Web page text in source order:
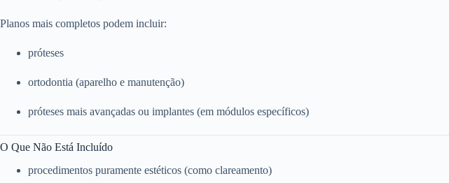
Planos mais completos podem incluir:
próteses
ortodontia (aparelho e manutenção)
próteses mais avançadas ou implantes (em módulos específicos)
O Que Não Está Incluído
procedimentos puramente estéticos (como clareamento)